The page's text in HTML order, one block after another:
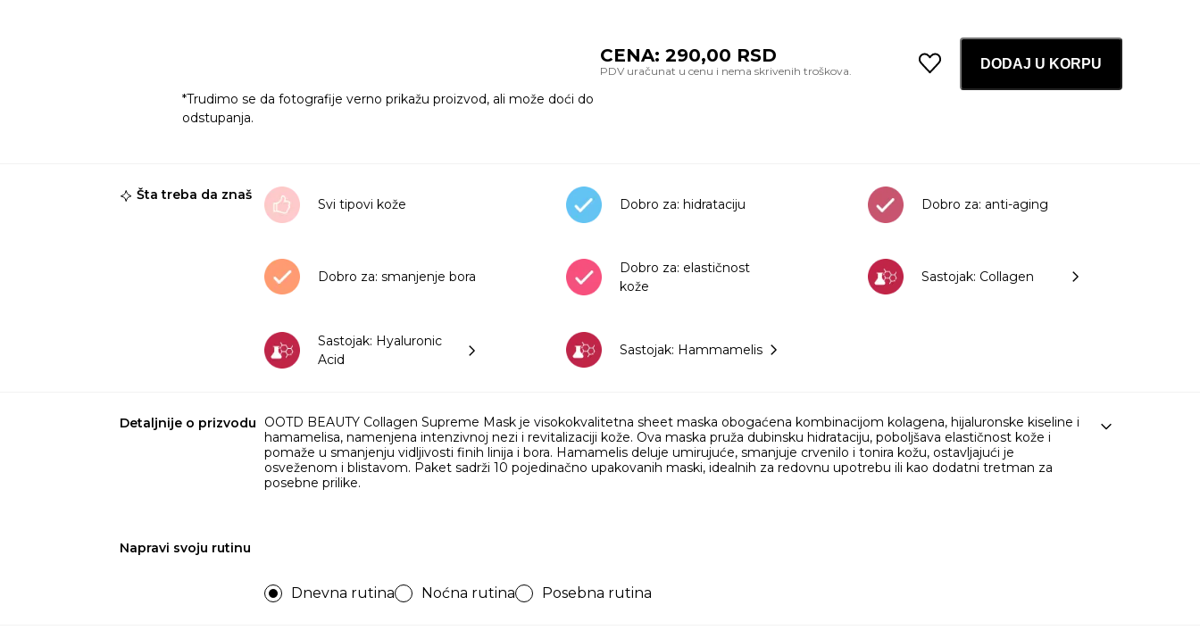
CENA: 290,00 RSD
Collagen
Supreme
DODAJ U KORPU
*Trudimo se da fotografije verno prikažu proizvod, ali može doći do
odstupanja.
Šta treba da znaš
Svi tipovi kože Dobro za: hidrataciju Dobro za: anti-aging
Dobro za: smanjenje bora
Dobro za: elastičnost
kože
Sastojak: Collagen
Sastojak: Hyaluronic
Acid
Sastojak: Hammamelis
Detaljnije o prizvodu
​OOTD BEAUTY Collagen Supreme Mask je visokokvalitetna sheet maska obogaćena kombinacijom kolagena, hijaluronske kiseline i
hamamelisa, namenjena intenzivnoj nezi i revitalizaciji kože. Ova maska pruža dubinsku hidrataciju, poboljšava elastičnost kože i
pomaže u smanjenju vidljivosti finih linija i bora. Hamamelis deluje umirujuće, smanjuje crvenilo i tonira kožu, ostavljajući je
osveženom i blistavom. Paket sadrži 10 pojedinačno upakovanih maski, idealnih za redovnu upotrebu ili kao dodatni tretman za
posebne prilike.
Napravi svoju rutinu
Dnevna rutina Noćna rutina Posebna rutina
@pris.skindiariesThis
@ootdbeauty.global 𝗛𝘆𝗱𝗿𝗮𝘁𝗶𝗻𝗴 𝗦𝗲𝗿𝘂𝗺
𝗦𝗵𝗲𝗲𝘁 𝗠𝗮𝘀𝗸𝘀 comes in a box with 5
super moisturizing effect. My skin is
glowing and well-hydrated. 𝙏𝙝𝙚 5